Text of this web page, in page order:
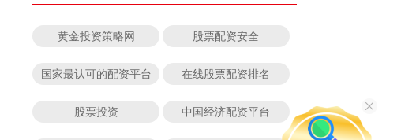
黄金投资策略网 股票配资安全
国家最认可的配资平台 在线股票配资排名
股票投资 中国经济配资平台